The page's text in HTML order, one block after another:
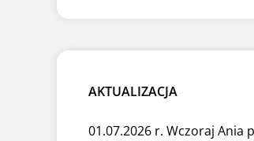
AKTUALIZACJA
01.07.2026 r. Wczoraj Ania